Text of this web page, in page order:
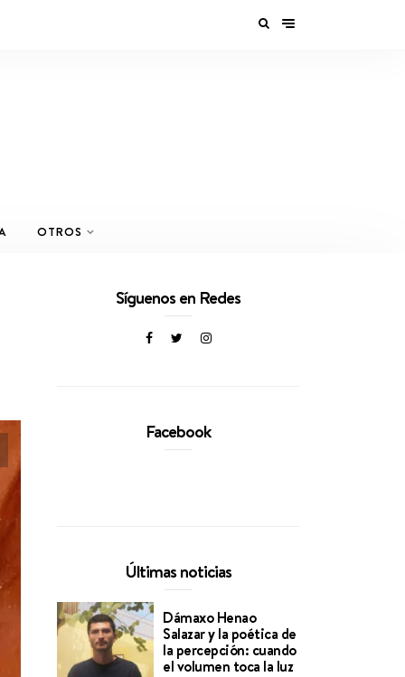
OTROS
Síguenos en Redes
Facebook
Últimas noticias
Dámaxo Henao
Salazar y la poética de
la percepción: cuando
el volumen toca la luz